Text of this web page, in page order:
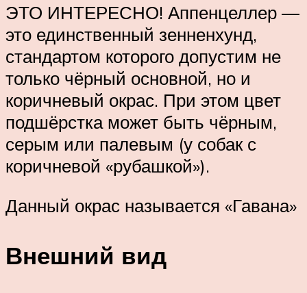
ЭТО ИНТЕРЕСНО! Аппенцеллер —
это единственный зенненхунд,
стандартом которого допустим не
только чёрный основной, но и
коричневый окрас. При этом цвет
подшёрстка может быть чёрным,
серым или палевым (у собак с
коричневой «рубашкой»).
Данный окрас называется «Гавана»
Внешний вид